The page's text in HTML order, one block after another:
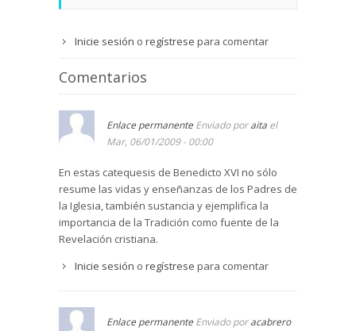
Inicie sesión o regístrese para comentar
Comentarios
Enlace permanente Enviado poraita el
Mar, 06/01/2009 - 00:00
En estas catequesis de Benedicto XVI no sólo
resume las vidas y enseñanzas de los Padres de
la Iglesia, también sustancia y ejemplifica la
importancia de la Tradición como fuente de la
Revelación cristiana.
Inicie sesión o regístrese para comentar
Enlace permanente Enviado poracabrero